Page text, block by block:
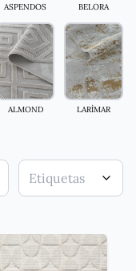
ASPENDOS BELORA
ALMOND LARİMAR
Etiquetas